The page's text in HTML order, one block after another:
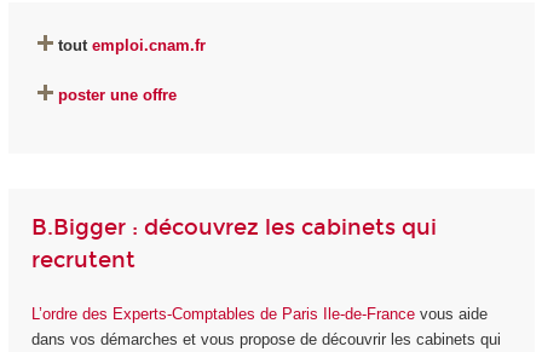
tout emploi.cnam.fr
poster une offre
B.Bigger : découvrez les cabinets qui
recrutent
L’ordre des Experts-Comptables de Paris Ile-de-Francevous aide
dans vos démarches et vous propose de découvrir les cabinets qui